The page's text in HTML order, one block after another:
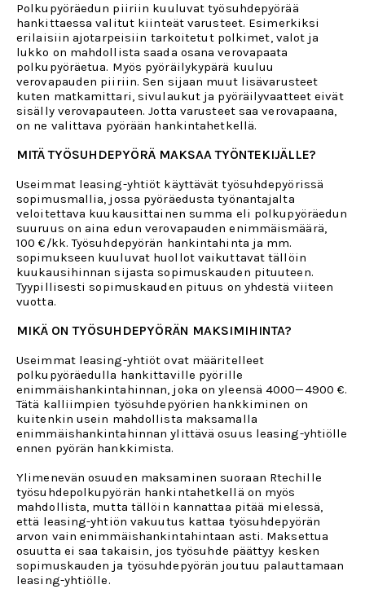
Polkupyöräedun piiriin kuuluvat työsuhdepyörää
hankittaessa valitut kiinteät varusteet. Esimerkiksi
erilaisiin ajotarpeisiin tarkoitetut polkimet, valot ja
lukko on mahdollista saada osana verovapaata
polkupyöräetua. Myös pyöräilykypärä kuuluu
verovapauden piiriin. Sen sijaan muut lisävarusteet
kuten matkamittari, sivulaukut ja pyöräilyvaatteet eivät
sisälly verovapauteen. Jotta varusteet saa verovapaana,
on ne valittava pyörään hankintahetkellä.
MITÄ TYÖSUHDEPYÖRÄ MAKSAA TYÖNTEKIJÄLLE?
Useimmat leasing-yhtiöt käyttävät työsuhdepyörissä
sopimusmallia, jossa pyöräedusta työnantajalta
veloitettava kuukausittainen summa eli polkupyöräedun
suuruus on aina edun verovapauden enimmäismäärä,
100 €/kk. Työsuhdepyörän hankintahinta ja mm.
sopimukseen kuuluvat huollot vaikuttavat tällöin
kuukausihinnan sijasta sopimuskauden pituuteen.
Tyypillisesti sopimuskauden pituus on yhdestä viiteen
vuotta.
MIKÄ ON TYÖSUHDEPYÖRÄN MAKSIMIHINTA?
Useimmat leasing-yhtiöt ovat määritelleet
polkupyöräedulla hankittaville pyörille
enimmäishankintahinnan, joka on yleensä 4000—4900 €.
Tätä kalliimpien työsuhdepyörien hankkiminen on
kuitenkin usein mahdollista maksamalla
enimmäishankintahinnan ylittävä osuus leasing-yhtiölle
ennen pyörän hankkimista.
Ylimenevän osuuden maksaminen suoraan Rtechille
työsuhdepolkupyörän hankintahetkellä on myös
mahdollista, mutta tällöin kannattaa pitää mielessä,
että leasing-yhtiön vakuutus kattaa työsuhdepyörän
arvon vain enimmäishankintahintaan asti. Maksettua
osuutta ei saa takaisin, jos työsuhde päättyy kesken
sopimuskauden ja työsuhdepyörän joutuu palauttamaan
leasing-yhtiölle.